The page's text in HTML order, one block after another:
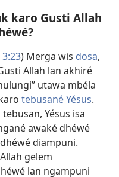
karo Gusti Allah
) Merga wis dosa,
Allah lan akhiré
utawa mbéla
tebusané Yésus.
Yésus isa
awaké dhéwé
diampuni.
gelem
lan ngampuni